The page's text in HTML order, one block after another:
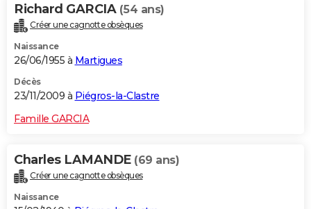
Richard GARCIA (54 ans)
Créer une cagnotte obsèques
Naissance
26/06/1955 à Martigues
Décès
23/11/2009 à Piégros-la-Clastre
Famille GARCIA
Charles LAMANDE (69 ans)
Créer une cagnotte obsèques
Naissance